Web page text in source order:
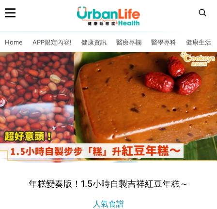
Home APP限定內容! 健康資訊 醫療專欄 醫學專科 健康生活
年糕變奏版！1.5小時自製吉祥紅豆年糕～
人氣食譜